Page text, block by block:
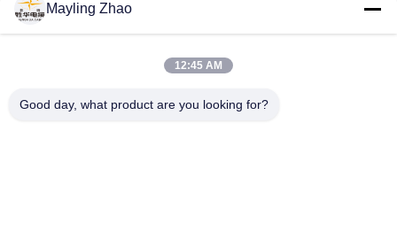
शंघाई शेंगहुआ केबल 450V 750V कम धुआं शून्य हेलोजन तार, तांबा बिल्डिंग तार 2
साल की वारंटी
शंघाई शेंघुआ केबल 3 कोर 2.5 मिमी लचीला तार, पीवीसी इन्सुलेटेड और जैकेट मल्टी-
Mayling Zhao
12:45 AM
Good day, what product are you looking for?